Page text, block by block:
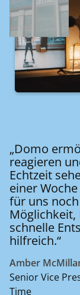
„Domo
reagieren
Echtzeit
einer
für uns
Möglichkeit,
schnelle
hilfreich.“
Amber
Senior Vice
Time